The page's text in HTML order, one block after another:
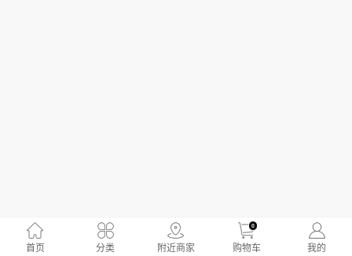
首页 分类 附近商家
0
购物车 我的